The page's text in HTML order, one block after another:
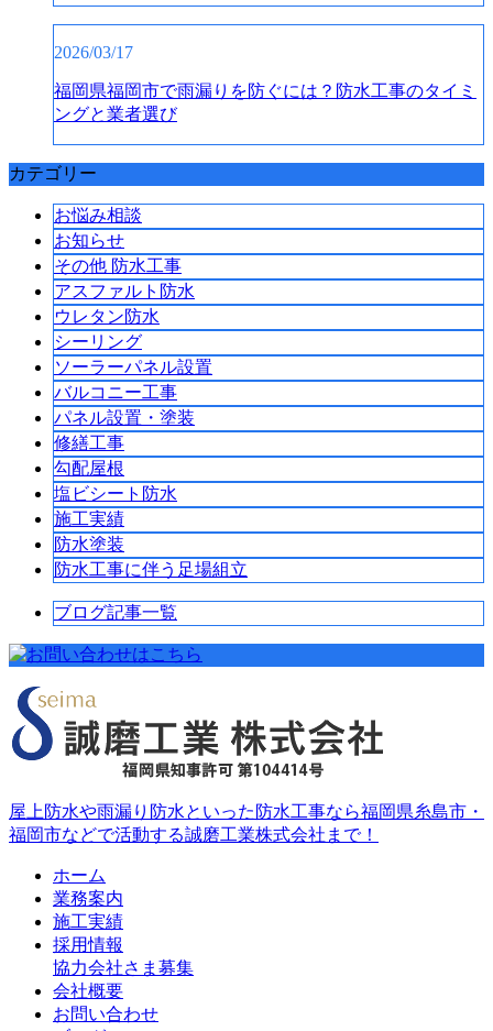
2026/03/17
福岡県福岡市で雨漏りを防ぐには？防水工事のタイミ
ングと業者選び
カテゴリー
お悩み相談
お知らせ
その他 防水工事
アスファルト防水
ウレタン防水
シーリング
ソーラーパネル設置
バルコニー工事
パネル設置・塗装
修繕工事
勾配屋根
塩ビシート防水
施工実績
防水塗装
防水工事に伴う足場組立
ブログ記事一覧
屋上防水や雨漏り防水といった防水工事なら福岡県糸島市・
福岡市などで活動する誠磨工業株式会社まで！
ホーム
業務案内
施工実績
採用情報
協力会社さま募集
会社概要
お問い合わせ